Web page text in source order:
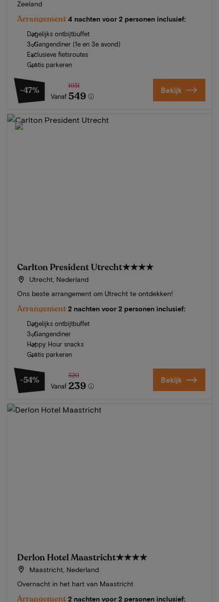
Zeeland
Arrangement 4 nachten voor 2 personen inclusief:
Dagelijks ontbijtbuffet
3-Gangendiner (1e en 3e avond)
Exclusieve fietsroutes
Gratis parkeren
-47%
Vanaf
1031
549 Bekijk
Carlton President Utrecht★★★★
Utrecht, Nederland
Ons beste arrangement om Utrecht te ontdekken!
Arrangement 2 nachten voor 2 personen inclusief:
Dagelijks ontbijtbuffet
3-Gangendiner
Happy Hour snacks
Gratis parkeren
-54%
Vanaf
520
239 Bekijk
Derlon Hotel Maastricht★★★★
Maastricht, Nederland
Overnacht in het hart van Maastricht
Arrangement 2 nachten voor 2 personen inclusief: